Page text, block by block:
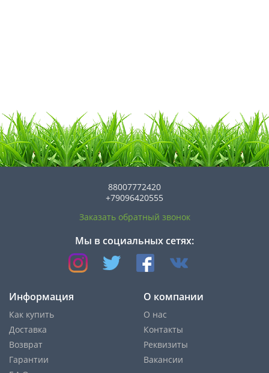
88007772420
+79096420555
Заказать обратный звонок
Мы в социальных сетях:
Информация
Как купить
Доставка
Возврат
Гарантии
О компании
О нас
Контакты
Реквизиты
Вакансии